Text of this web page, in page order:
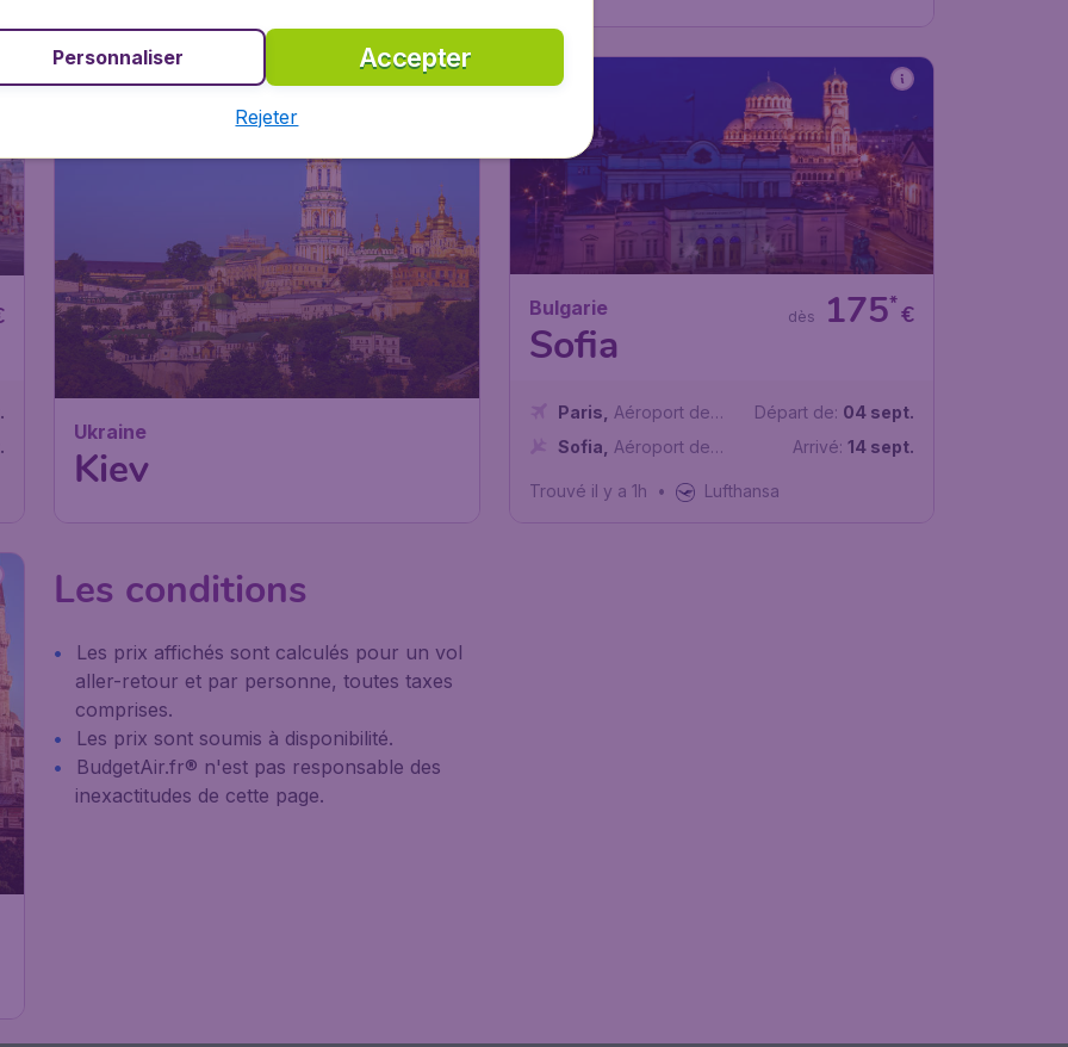
Ukraine
Kiev
Bulgarie
Sofia
€
175*
dès
Paris
Aéroport de
Paris-Charles de Gaulle
Sofia
Aéroport de
Départ de: 04 sept.
Arrivé: 14 sept.
Trouvé il y a 1h • Lufthansa
Les conditions
Les prix affichés sont calculés pour un vol
aller-retour et par personne, toutes taxes
comprises.
Les prix sont soumis à disponibilité.
BudgetAir.fr® n'est pas responsable des
inexactitudes de cette page.
Accepter
Personnaliser
Rejeter